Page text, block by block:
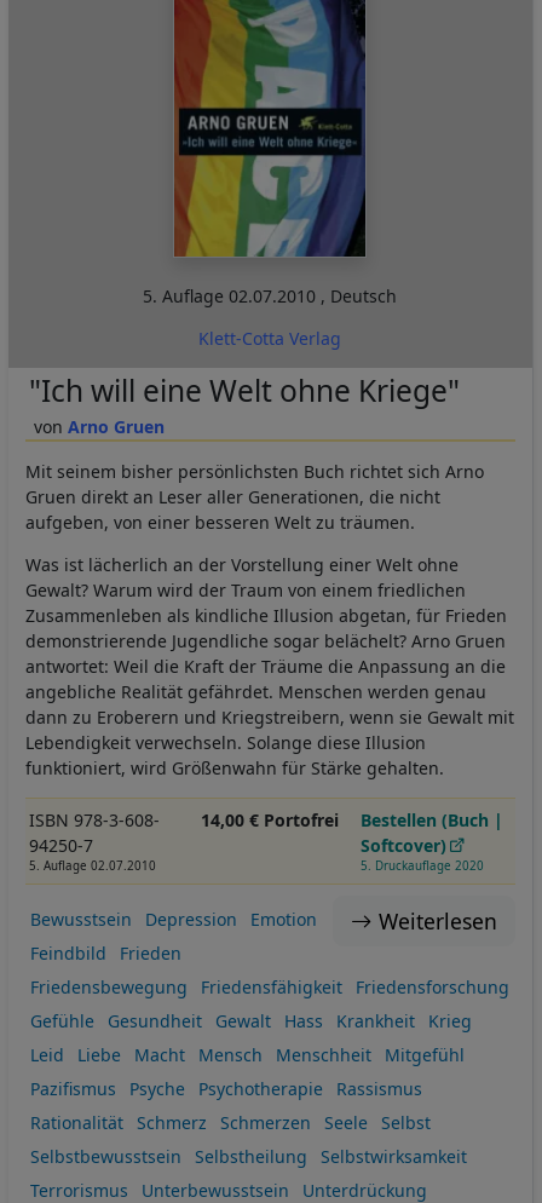
5. Auflage02.07.2010 , Deutsch
Klett-Cotta Verlag
Arno Gruen
"Ich will eine Welt ohne Kriege"
Mit seinem bisher persönlichsten Buch richtet sich Arno
Gruen direkt an Leser aller Generationen, die nicht
aufgeben, von einer besseren Welt zu träumen.
Was ist lächerlich an der Vorstellung einer Welt ohne
Gewalt? Warum wird der Traum von einem friedlichen
Zusammenleben als kindliche Illusion abgetan, für Frieden
demonstrierende Jugendliche sogar belächelt? Arno Gruen
antwortet: Weil die Kraft der Träume die Anpassung an die
angebliche Realität gefährdet. Menschen werden genau
dann zu Eroberern und Kriegstreibern, wenn sie Gewalt mit
Lebendigkeit verwechseln. Solange diese Illusion
funktioniert, wird Größenwahn für Stärke gehalten.
ISBN 978-3-608-
94250-7
5. Auflage 02.07.2010
14,00 € Portofrei
Bestellen (Buch |
Softcover)
5. Druckauflage 2020
Weiterlesen
Bewusstsein Depression
Emotion
Feindbild
Frieden
Friedensbewegung
Friedensfähigkeit
Friedensforschung
Gefühle
Gesundheit Gewalt Hass Krankheit
Krieg
Leid
Liebe Macht Mensch Menschheit
Mitgefühl
Pazifismus
Psyche Psychotherapie
Rassismus
Rationalität
Schmerz Schmerzen Seele
Selbst
Selbstbewusstsein
Selbstheilung
Selbstwirksamkeit
Terrorismus
Unterbewusstsein
Unterdrückung